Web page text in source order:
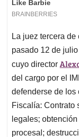
La juez tercera
pasado 12 de
cuyo director
del cargo por el
defenderse de los
Fiscalía: Contrato
legales;
procesal;